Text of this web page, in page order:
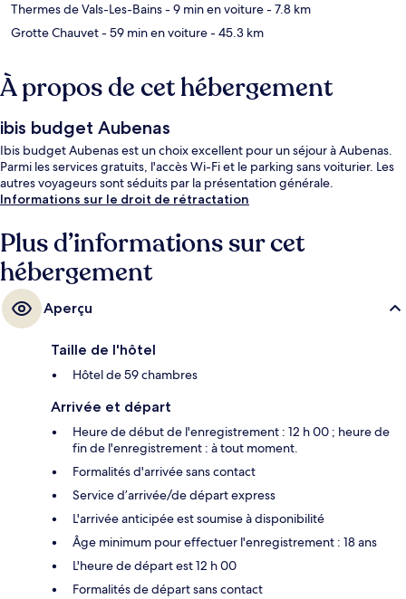
Thermes de Vals-Les-Bains- 9 min en voiture- 7.8 km
Grotte Chauvet- 59 min en voiture- 45.3 km
À propos de cet hébergement
ibis budget Aubenas
Ibis budget Aubenas est un choix excellent pour un séjour à Aubenas.
Parmi les services gratuits, l'accès Wi-Fi et le parking sans voiturier. Les
autres voyageurs sont séduits par la présentation générale.
Informations sur le droit de rétractation
Plus d’informations sur cet
hébergement
Aperçu
Taille de l'hôtel
Hôtel de 59 chambres
Arrivée et départ
Heure de début de l'enregistrement : 12 h 00 ; heure de
fin de l'enregistrement : à tout moment.
Formalités d'arrivée sans contact
Service d’arrivée/de départ express
L'arrivée anticipée est soumise à disponibilité
Âge minimum pour effectuer l'enregistrement : 18 ans
L'heure de départ est 12 h 00
Formalités de départ sans contact